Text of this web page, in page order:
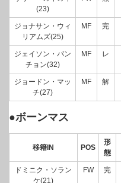
(23)
ジョナサン・ウィ
リアムズ(25)
MF 完
ジェイソン・パン
チョン(32)
MF レ
ジョードン・マッ
チ(27)
MF 解
●ボーンマス
移籍IN POS
形
態
ドミニク・ソラン
ケ(21)
FW 完